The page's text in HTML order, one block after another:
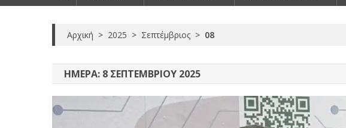
Αρχική > 2025 > Σεπτέμβριος > 08
ΗΜΈΡΑ: 8 ΣΕΠΤΕΜΒΡΊΟΥ 2025